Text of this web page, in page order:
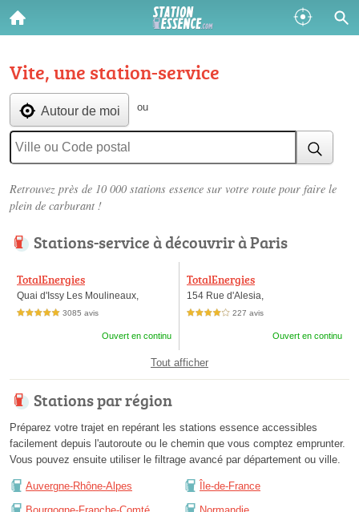
Vite, une station-service
Autour de moi ou
Retrouvez près de 10 000 stations essence sur votre route pour faire le
plein de carburant !
Stations-service à découvrir à Paris
TotalEnergies
Quai d'Issy Les Moulineaux,
5,0 étoiles sur 5 3085 avis
Ouvert en continu
TotalEnergies
154 Rue d'Alesia,
4,0 étoiles sur 5 227 avis
Ouvert en continu
Tout afficher
Stations par région
Préparez votre trajet en repérant les stations essence accessibles
facilement depuis l'autoroute ou le chemin que vous comptez emprunter.
Vous pouvez ensuite utiliser le filtrage avancé par département ou ville.
Auvergne-Rhône-Alpes
Île-de-France